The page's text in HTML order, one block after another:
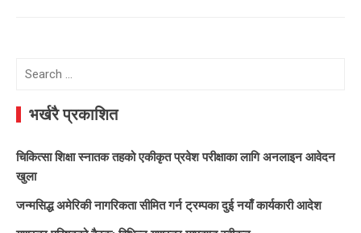
Search
भर्खरै प्रकाशित
चिकित्सा शिक्षा स्नातक तहको एकीकृत प्रवेश परीक्षाका लागि अनलाइन आवेदन
खुला
जन्मसिद्ध अमेरिकी नागरिकता सीमित गर्न ट्रम्पका दुई नयाँ कार्यकारी आदेश